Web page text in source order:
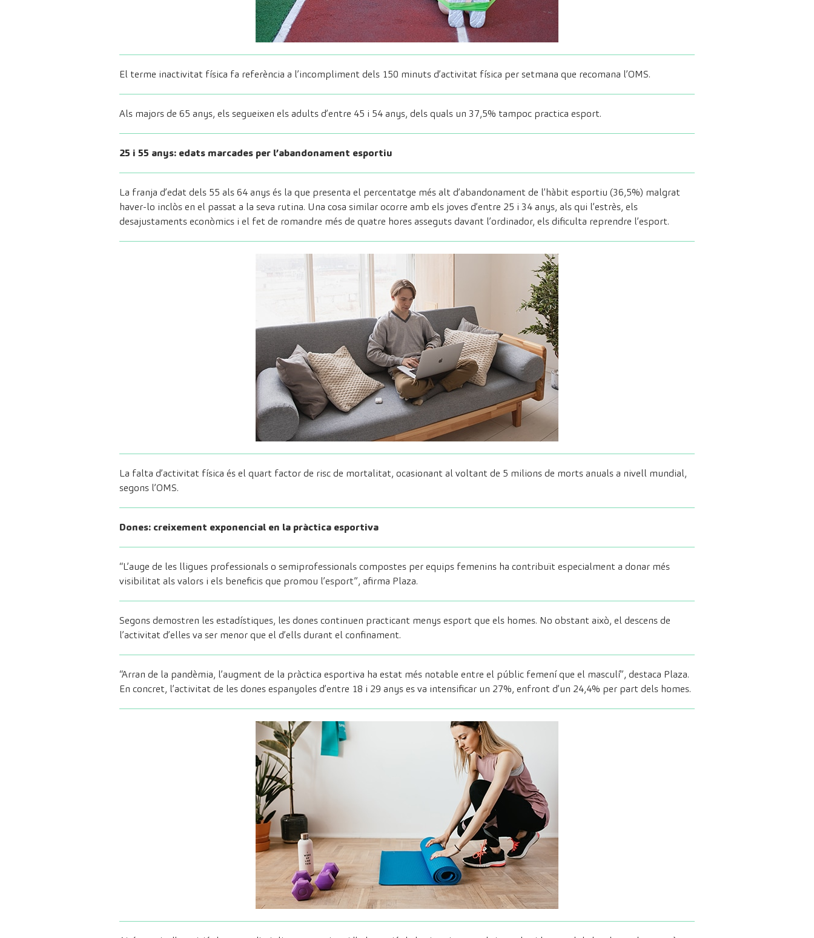
El terme inactivitat física fa referència a l’incompliment dels 150 minuts d’activitat física per setmana que recomana l’OMS.
Als majors de 65 anys, els segueixen els adults d’entre 45 i 54 anys, dels quals un 37,5% tampoc practica esport.
25 i 55 anys: edats marcades per l’abandonament esportiu
La franja d’edat dels 55 als 64 anys és la que presenta el percentatge més alt d’abandonament de l’hàbit esportiu (36,5%) malgrat
haver-lo inclòs en el passat a la seva rutina. Una cosa similar ocorre amb els joves d’entre 25 i 34 anys, als qui l’estrès, els
desajustaments econòmics i el fet de romandre més de quatre hores asseguts davant l’ordinador, els dificulta reprendre l’esport.
La falta d’activitat física és el quart factor de risc de mortalitat, ocasionant al voltant de 5 milions de morts anuals a nivell mundial,
segons l’OMS.
Dones: creixement exponencial en la pràctica esportiva
“L’auge de les lligues professionals o semiprofessionals compostes per equips femenins ha contribuït especialment a donar més
visibilitat als valors i els beneficis que promou l’esport”, afirma Plaza.
Segons demostren les estadístiques, les dones continuen practicant menys esport que els homes. No obstant això, el descens de
l’activitat d’elles va ser menor que el d’ells durant el confinament.
“Arran de la pandèmia, l’augment de la pràctica esportiva ha estat més notable entre el públic femení que el masculí”, destaca Plaza.
En concret, l’activitat de les dones espanyoles d’entre 18 i 29 anys es va intensificar un 27%, enfront d’un 24,4% per part dels homes.